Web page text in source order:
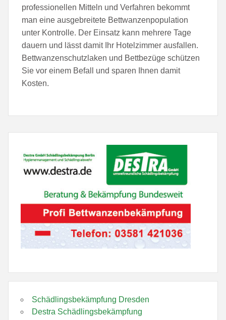
professionellen Mitteln und Verfahren bekommt
man eine ausgebreitete Bettwanzenpopulation
unter Kontrolle. Der Einsatz kann mehrere Tage
dauern und lässt damit Ihr Hotelzimmer ausfallen.
Bettwanzenschutzlaken und Bettbezüge schützen
Sie vor einem Befall und sparen Ihnen damit
Kosten.
Schädlingsbekämpfung Dresden
Destra Schädlingsbekämpfung